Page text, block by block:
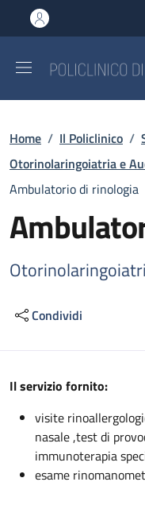
al contenuto principale
to footer content
Briciole di
Home / Il Policlinico /
Otorinolaringoiatria e
Ambulatorio di rinologia
Condividi
Descrizione
Il servizio fornito:
visite
nasale ,test di
immunoterapia
esame